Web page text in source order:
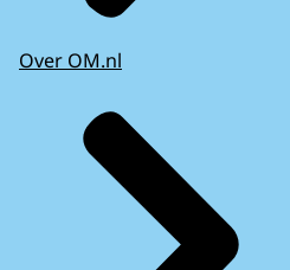
Over OM.nl